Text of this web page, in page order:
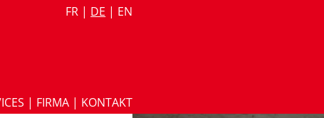
FR | DE | EN
| FIRMA | KONTAKT